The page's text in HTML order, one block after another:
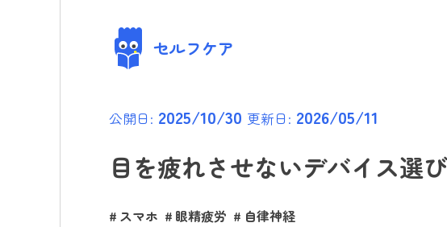
セルフケア
公開日: 2025/10/30 更新日: 2026/05/11
目を疲れさせないデバイス選
スマホ 眼精疲労 自律神経